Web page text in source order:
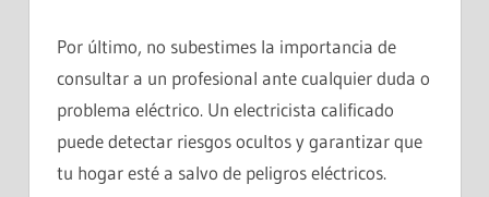
Por último, no subestimes la importancia de
consultar a un profesional ante cualquier duda o
problema eléctrico. Un electricista calificado
puede detectar riesgos ocultos y garantizar que
tu hogar esté a salvo de peligros eléctricos.